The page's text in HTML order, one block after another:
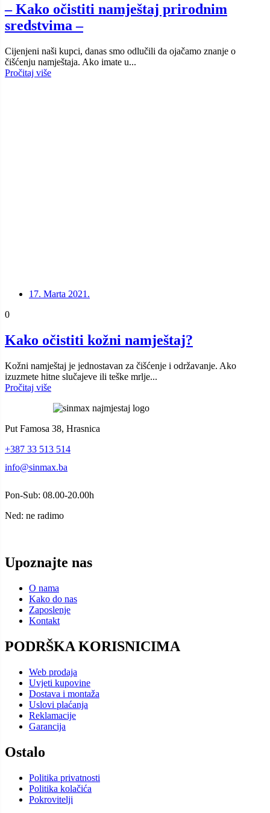
– Kako očistiti namještaj prirodnim
sredstvima –
Cijenjeni naši kupci, danas smo odlučili da ojačamo znanje o
čišćenju namještaja. Ako imate u...
Pročitaj više
17. Marta 2021.
0
Kako očistiti kožni namještaj?
Kožni namještaj je jednostavan za čišćenje i održavanje. Ako
izuzmete hitne slučajeve ili teške mrlje...
Pročitaj više
Put Famosa 38, Hrasnica
+387 33 513 514
info@sinmax.ba
Pon-Sub: 08.00-20.00h
Ned: ne radimo
Upoznajte nas
O nama
Kako do nas
Zaposlenje
Kontakt
PODRŠKA KORISNICIMA
Web prodaja
Uvjeti kupovine
Dostava i montaža
Uslovi plaćanja
Reklamacije
Garancija
Ostalo
Politika privatnosti
Politika kolačića
Pokrovitelji